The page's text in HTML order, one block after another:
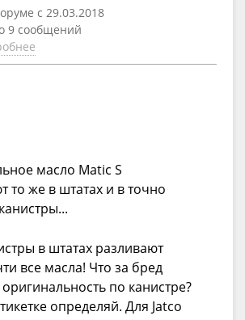
с 29.03.2018
9 сообщений
масло Matic S
то же в штатах и в точно
в штатах разливают
все масла! Что за бред
по канистре?
определяй. Для Jatco